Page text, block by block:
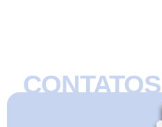
CONTATOS